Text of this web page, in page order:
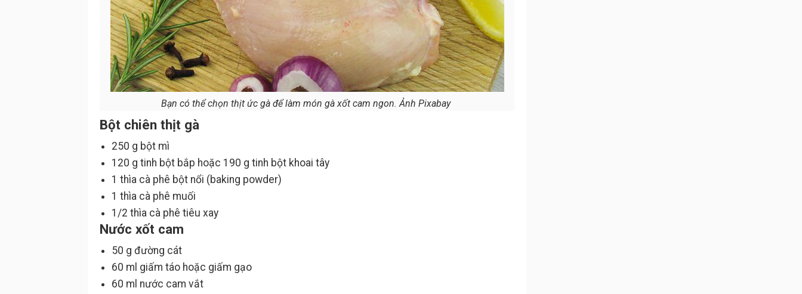
Bạn có thể chọn thịt ức gà để làm món gà xốt cam ngon. Ảnh Pixabay
Bột chiên thịt gà
250 g bột mì
120 g tinh bột bắp hoặc 190 g tinh bột khoai tây
1 thìa cà phê bột nổi (baking powder)
1 thìa cà phê muối
1/2 thìa cà phê tiêu xay
Nước xốt cam
50 g đường cát
60 ml giấm táo hoặc giấm gạo
60 ml nước cam vắt